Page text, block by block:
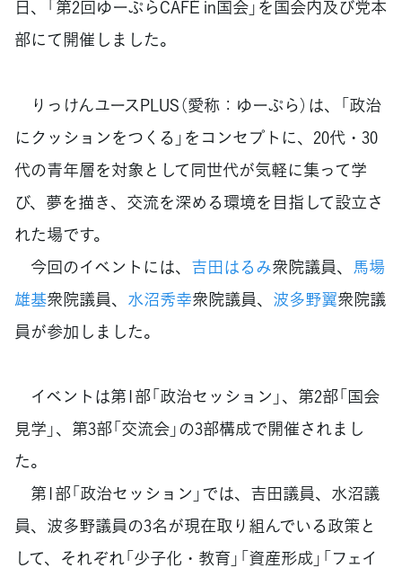
日、「第2回ゆーぷらCAFÉ in国会」を国会内及び党本
部にて開催しました。
りっけんユースPLUS（愛称：ゆーぷら）は、「政治
にクッションをつくる」をコンセプトに、20代・30
代の青年層を対象として同世代が気軽に集って学
び、夢を描き、交流を深める環境を目指して設立さ
れた場です。
今回のイベントには、 吉田はるみ衆院議員、 馬場
雄基衆院議員、 水沼秀幸衆院議員、 波多野翼衆院議
員が参加しました。
イベントは第1部「政治セッション」、第2部「国会
見学」、第3部「交流会」の3部構成で開催されまし
た。
第1部「政治セッション」では、吉田議員、水沼議
員、波多野議員の3名が現在取り組んでいる政策と
して、それぞれ「少子化・教育」「資産形成」「フェイ